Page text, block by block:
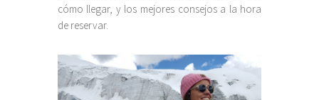
cómo llegar, y los mejores consejos a la hora
de reservar.